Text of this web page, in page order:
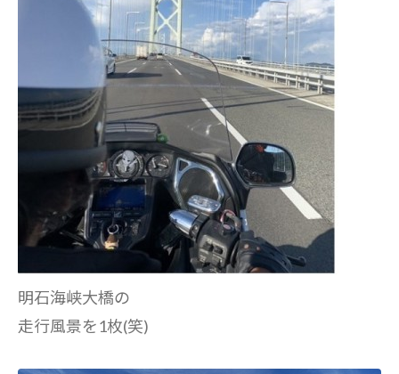
明石海峡大橋の
走行風景を1枚(笑)